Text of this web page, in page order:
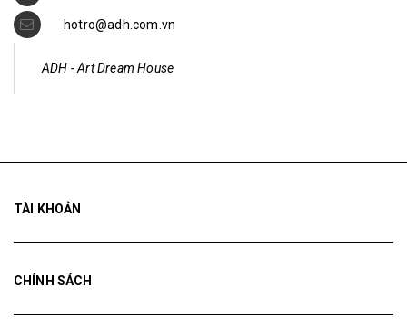
hotro@adh.com.vn
ADH - Art Dream House
TÀI KHOẢN
CHÍNH SÁCH